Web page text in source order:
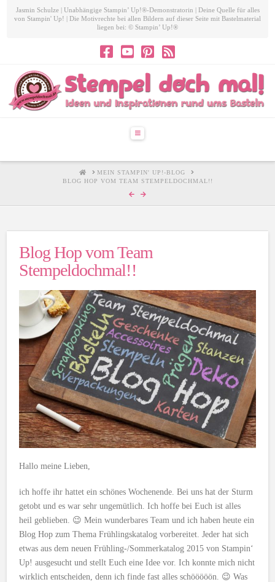
Jasmin Schulze | Unabhängige Stampin’ Up!®-Demonstratorin | Deine Quelle für alles
von Stampin' Up! | Die Motivrechte bei allen Bildern auf dieser Seite mit Bastelmaterial
liegen bei: © Stampin’ Up!®
Navigation
HOMEMEIN STAMPIN' UP!-BLOG
BLOG HOP VOM TEAM STEMPELDOCHMAL!!
Blog Hop vom Team
Stempeldochmal!!
Hallo meine Lieben,
ich hoffe ihr hattet ein schönes Wochenende. Bei uns hat der Sturm
getobt und es war sehr ungemütlich. Ich hoffe bei Euch ist alles
heil geblieben. 😉 Mein wunderbares Team und ich haben heute ein
Blog Hop zum Thema Frühlingskatalog vorbereitet. Jeder hat sich
etwas aus dem neuen Frühling-/Sommerkatalog 2015 von Stampin‘
Up! ausgesucht und stellt Euch eine Idee vor. Ich konnte mich nicht
wirklich entscheiden, denn ich finde fast alles schööööön. 😉 Was